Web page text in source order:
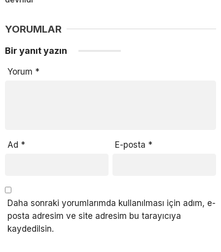
YORUMLAR
Bir yanıt yazın
Yorum *
Ad * E-posta *
Daha sonraki yorumlarımda kullanılması için adım, e-
posta adresim ve site adresim bu tarayıcıya
kaydedilsin.